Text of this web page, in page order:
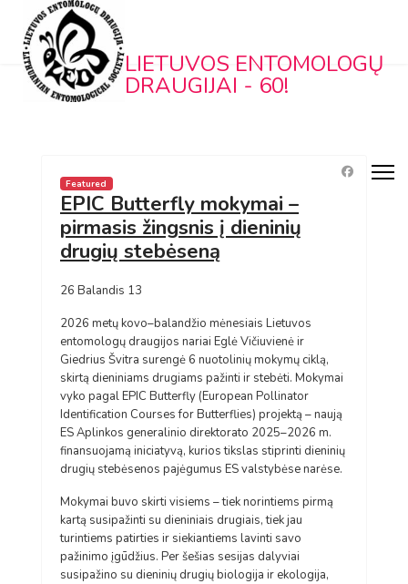
LIETUVOS ENTOMOLOGŲ
DRAUGIJAI - 60!
Featured
EPIC Butterfly mokymai –
pirmasis žingsnis į dieninių
drugių stebėseną
26 Balandis 13
2026 metų kovo–balandžio mėnesiais Lietuvos
entomologų draugijos nariai Eglė Vičiuvienė ir
Giedrius Švitra surengė 6 nuotolinių mokymų ciklą,
skirtą dieniniams drugiams pažinti ir stebėti. Mokymai
vyko pagal EPIC Butterfly (European Pollinator
Identification Courses for Butterflies) projektą – naują
ES Aplinkos generalinio direktorato 2025–2026 m.
finansuojamą iniciatyvą, kurios tikslas stiprinti dieninių
drugių stebėsenos pajėgumus ES valstybėse narėse.
Mokymai buvo skirti visiems – tiek norintiems pirmą
kartą susipažinti su dieniniais drugiais, tiek jau
turintiems patirties ir siekiantiems lavinti savo
pažinimo įgūdžius. Per šešias sesijas dalyviai
susipažino su dieninių drugių biologija ir ekologija,